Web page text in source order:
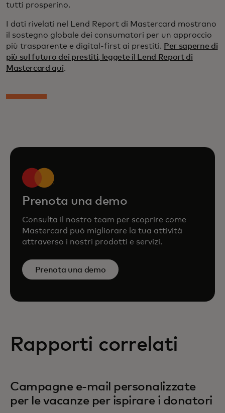
tutti prosperino.
I dati rivelati nel Lend Report di Mastercard mostrano
il sostegno globale dei consumatori per un approccio
più trasparente e digital-first ai prestiti. Per saperne di
più sul futuro dei prestiti, leggete il Lend Report di
Mastercard qui.
Prenota una demo
Consulta il nostro team per scoprire come
Mastercard può migliorare la tua attività
attraverso i nostri prodotti e servizi.
Prenota una demo
Rapporti correlati
Campagne e-mail personalizzate
per le vacanze per ispirare i donatori